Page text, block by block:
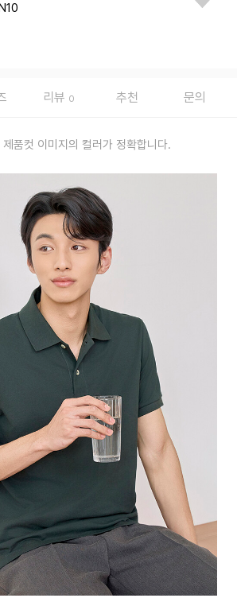
리뷰 0 추천 문의
품컷 이미지의 컬러가 정확합니다.